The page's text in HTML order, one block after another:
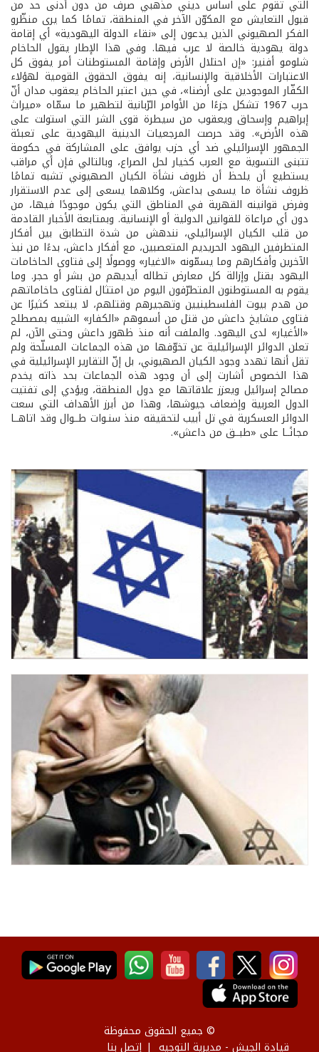
التي تقوم على اساس ديني مذهبي صرف من دون أدنى حد من
قبول التعايش مع المكوّن الآخر في المنطقة، تمامًا كما يرى منظّرو
الفكر الصهيوني الذين يدعون إلى «نقاء الدولة اليهودية» أي إقامة
دولة يهودية خالصة لا عرب فيها. وفي هذا الإطار يقول الحاخام
شلومو أفنير: «إن احتلال الأرض وإقامة المستوطنات أمر يفوق كل
الاعتبارات الأخلاقية والإنسانية، إنه يفوق الحقوق القومية لهؤلاء
الكفّار الموجودين على أرضنا»، في حين اعتبر الحاخام يعقوب مدان أنّ
حرب 1967 تشكل جزءًا من الأوامر الرّبانية لتطهير ما سمّاه «ميراث
إبراهيم وإسحاق ويعقوب من سيطرة قوى الشر التي استولت على
هذه الأرض». وقد حرصت المرجعيات الدينية اليهودية على تعبئة
الجمهور الإسرائيلي ضد أي حزب يوافق على المشاركة في حكومة
تتبنى التسوية مع العرب كخيار لحل الصراع، وبالتالي فإن أي مراقب
يستطيع أن يلحظ أن ظروف نشأة الكيان الصهيوني تشبه تمامًا
ظروف نشأة ما يسمى بداعش، وكلاهما يسعى إلى عدم الاستقرار
وفرض قوانينه القهرية في المناطق التي يكون موجودًا فيها، من
دون أي مراعاة للقوانين الدولية أو الإنسانية. وبمتابعة الأخبار القادمة
من قلب الكيان الإسرائيلي، نندهش من شدة التطابق بين أفكار
المتطرفين اليهود الحريديم المتعصبين، مع أفكار داعش، بدءًا من نبذ
الآخرين وأفكارهم وما يسمّونه «الاغيار» ووصولًا إلى فتاوى الحاخامات
اليهود بقتل وإزالة كل معارض تطاله أيديهم من بشر أو حجر. وما
يقوم به المستوطنون المتطرّفون اليوم من امتثال لفتاوى حاخاماتهم
من هدم بيوت الفلسطينيين وتهجيرهم وقتلهم، لا يبتعد كثيرًا عن
فتاوى مشايخ داعش من قتل من أسموهم «الكفار» الشبيه بمصطلح
«الأغيار» لدى اليهود. والملفت أنه منذ ظهور داعش وحتى الآن، لم
تعلن الدوائر الإسرائيلية عن تخوّفها من هذه الجماعات المسلّحة ولم
تقل أنها تهدد وجود الكيان الصهيوني، بل إنّ التقارير الإسرائيلية في
هذا الخصوص أشارت إلى أن وجود هذه الجماعات بحد ذاته يخدم
مصالح إسرائيل ويعزز علاقاتها مع دول المنطقة، ويؤدي إلى تفتيت
الدول العربية وإضعاف جيوشها، وهذا من أبرز الأهداف التي سعت
الدوائر العسكرية في تل أبيب لتحقيقه منذ سنـوات طــوال وقد اتاهــا
مجانًــا على «طبــق من داعش».
© جميع الحقوق محفوظة
قيادة الجيش - مديرية التوجيه
إتصل بنا